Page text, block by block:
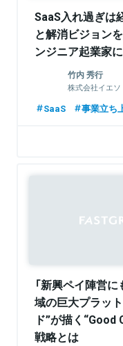
SaaS入れ過ぎは
と解消ビジョン
ンジニア起業家
竹内 秀行
株式会社イエ
東京工業大学大学院在
株式会社ユーザベー
FORCASの基礎を
SaaS 事業立ち
「新興ペイ陣営
域の巨大プラッ
ド”が描く
戦略とは